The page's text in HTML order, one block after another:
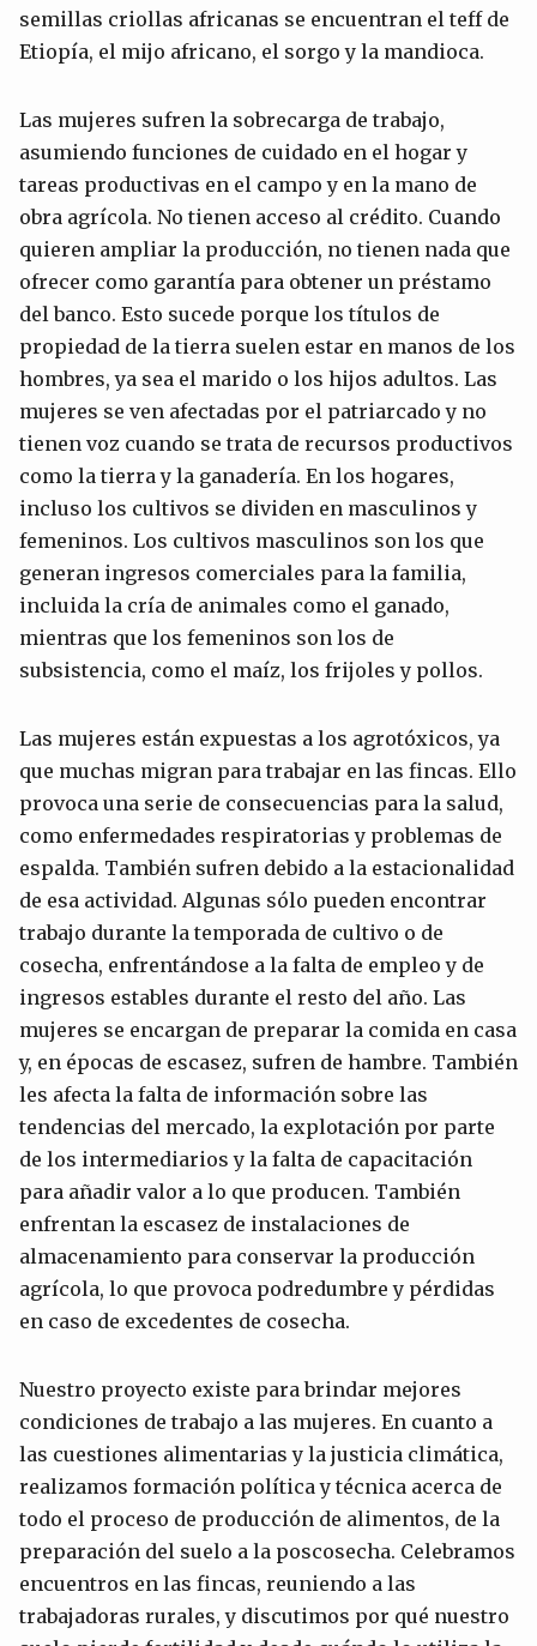
semillas criollas africanas se encuentran el teff de
Etiopía, el mijo africano, el sorgo y la mandioca.
Las mujeres sufren la sobrecarga de trabajo,
asumiendo funciones de cuidado en el hogar y
tareas productivas en el campo y en la mano de
obra agrícola. No tienen acceso al crédito. Cuando
quieren ampliar la producción, no tienen nada que
ofrecer como garantía para obtener un préstamo
del banco. Esto sucede porque los títulos de
propiedad de la tierra suelen estar en manos de los
hombres, ya sea el marido o los hijos adultos. Las
mujeres se ven afectadas por el patriarcado y no
tienen voz cuando se trata de recursos productivos
como la tierra y la ganadería. En los hogares,
incluso los cultivos se dividen en masculinos y
femeninos. Los cultivos masculinos son los que
generan ingresos comerciales para la familia,
incluida la cría de animales como el ganado,
mientras que los femeninos son los de
subsistencia, como el maíz, los frijoles y pollos.
Las mujeres están expuestas a los agrotóxicos, ya
que muchas migran para trabajar en las fincas. Ello
provoca una serie de consecuencias para la salud,
como enfermedades respiratorias y problemas de
espalda. También sufren debido a la estacionalidad
de esa actividad. Algunas sólo pueden encontrar
trabajo durante la temporada de cultivo o de
cosecha, enfrentándose a la falta de empleo y de
ingresos estables durante el resto del año. Las
mujeres se encargan de preparar la comida en casa
y, en épocas de escasez, sufren de hambre. También
les afecta la falta de información sobre las
tendencias del mercado, la explotación por parte
de los intermediarios y la falta de capacitación
para añadir valor a lo que producen. También
enfrentan la escasez de instalaciones de
almacenamiento para conservar la producción
agrícola, lo que provoca podredumbre y pérdidas
en caso de excedentes de cosecha.
Nuestro proyecto existe para brindar mejores
condiciones de trabajo a las mujeres. En cuanto a
las cuestiones alimentarias y la justicia climática,
realizamos formación política y técnica acerca de
todo el proceso de producción de alimentos, de la
preparación del suelo a la poscosecha. Celebramos
encuentros en las fincas, reuniendo a las
trabajadoras rurales, y discutimos por qué nuestro